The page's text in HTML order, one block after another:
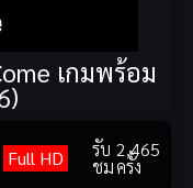
เกมพร้อม
Full HD รับ
ชม
2,465
ครั้ง